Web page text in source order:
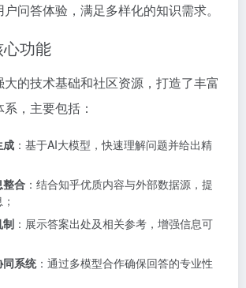
问答体验，满足多样化的知识需求。
功能
的技术基础和社区资源，打造了丰富
，主要包括：
成 ：基于AI大模型，快速理解问题并给出精
整合 ：结合知乎优质内容与外部数据源，提
制 ：展示答案出处及相关参考，增强信息可
同系统：通过多模型合作确保回答的专业性